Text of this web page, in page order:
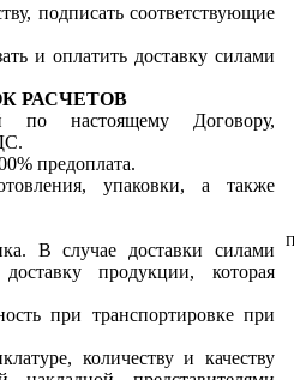
подписать соответствующие
и оплатить доставку силами
РАСЧЕТОВ
по настоящему Договору,
предоплата.
упаковки, а также
В случае доставки силами
продукции, которая
при транспортировке при
количеству и качеству